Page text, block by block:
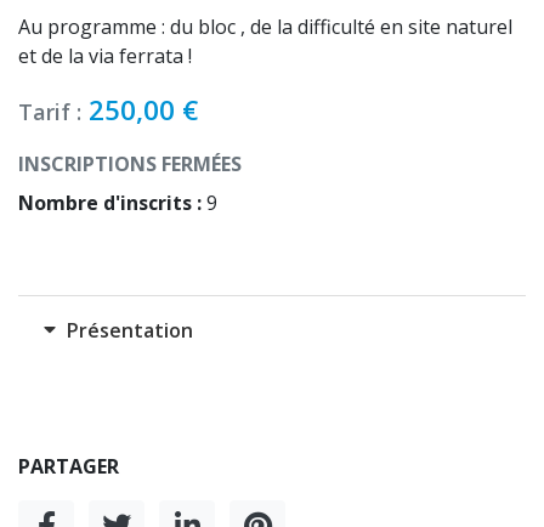
Au programme : du bloc , de la difficulté en site naturel
et de la via ferrata !
Tarif : 250,00 €
INSCRIPTIONS FERMÉES
Nombre d'inscrits :9
Présentation
PARTAGER